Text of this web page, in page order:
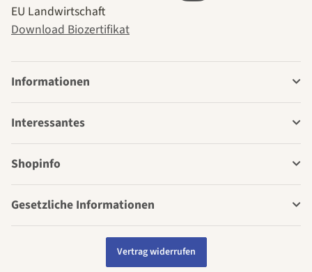
EU Landwirtschaft
Download Biozertifikat
Informationen
Interessantes
Shopinfo
Gesetzliche Informationen
Vertrag widerrufen